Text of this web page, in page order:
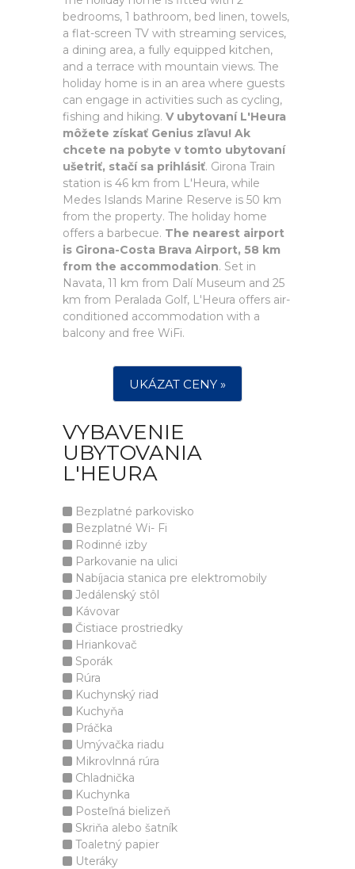
bedrooms, 1 bathroom, bed linen, towels,
a flat-screen TV with streaming services,
a dining area, a fully equipped kitchen,
and a terrace with mountain views. The
holiday home is in an area where guests
can engage in activities such as cycling,
fishing and hiking. V ubytovaní L'Heura
môžete získať Genius zľavu! Ak
chcete na pobyte v tomto ubytovaní
ušetriť, stačí sa prihlásiť. Girona Train
station is 46 km from L'Heura, while
Medes Islands Marine Reserve is 50 km
from the property. The holiday home
offers a barbecue. The nearest airport
is Girona-Costa Brava Airport, 58 km
from the accommodation. Set in
Navata, 11 km from Dalí Museum and 25
km from Peralada Golf, L'Heura offers air-
conditioned accommodation with a
balcony and free WiFi.
UKÁZAT CENY »
VYBAVENIE
UBYTOVANIA
L'HEURA
Bezplatné parkovisko
Bezplatné Wi- Fi
Rodinné izby
Parkovanie na ulici
Nabíjacia stanica pre elektromobily
Jedálenský stôl
Kávovar
Čistiace prostriedky
Hriankovač
Sporák
Rúra
Kuchynský riad
Kuchyňa
Práčka
Umývačka riadu
Mikrovlnná rúra
Chladnička
Kuchynka
Posteľná bielizeň
Skriňa alebo šatník
Toaletný papier
Uteráky